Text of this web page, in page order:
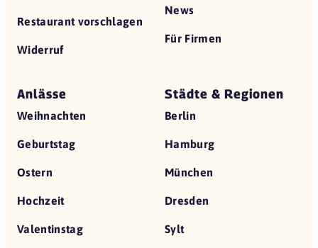
Restaurant vorschlagen
Widerruf
News
Für Firmen
Anlässe
Weihnachten
Geburtstag
Ostern
Hochzeit
Valentinstag
Städte & Regionen
Berlin
Hamburg
München
Dresden
Sylt